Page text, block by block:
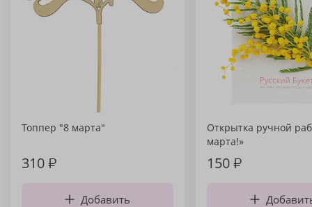
Топпер "8 марта"
310₽
Добавить
Открытка ручной
марта!»
150₽